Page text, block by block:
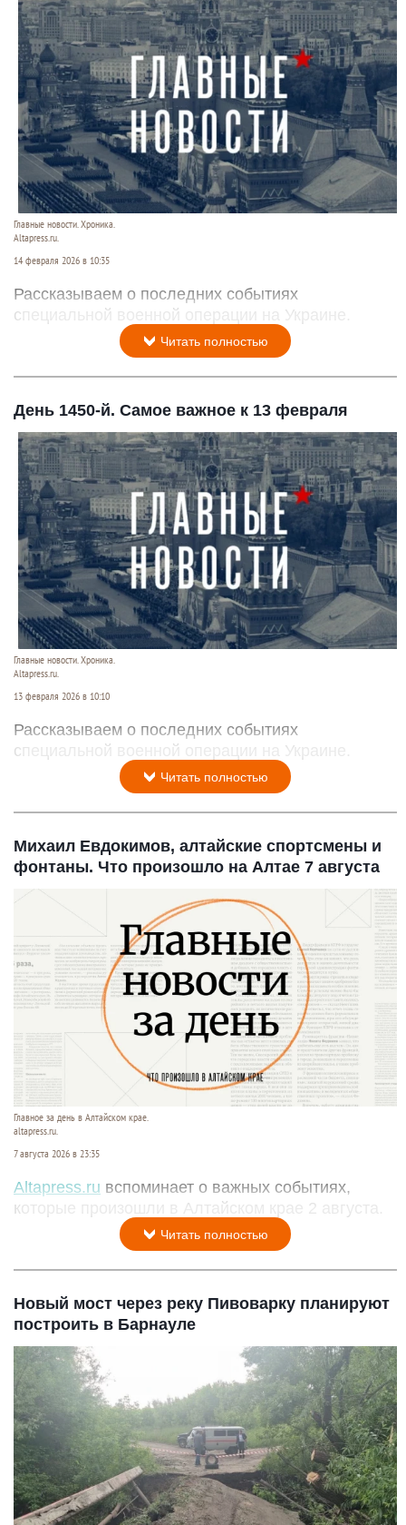
Главные новости. Хроника.
Altapress.ru.
14 февраля 2026 в 10:35
Рассказываем о последних событиях
специальной военной операции на Украине.
Читать полностью
День 1450-й. Самое важное к 13 февраля
Главные новости. Хроника.
Altapress.ru.
13 февраля 2026 в 10:10
Рассказываем о последних событиях
специальной военной операции на Украине.
Читать полностью
Михаил Евдокимов, алтайские спортсмены и
фонтаны. Что произошло на Алтае 7 августа
Главное за день в Алтайском крае.
altapress.ru.
7 августа 2026 в 23:35
Altapress.ru вспоминает о важных событиях,
которые произошли в Алтайском крае 2 августа.
Читать полностью
Новый мост через реку Пивоварку планируют
построить в Барнауле